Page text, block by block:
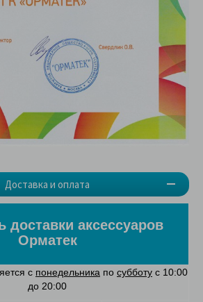
Доставка и оплата
доставки аксессуаров
Орматек
с понедельника по субботу с 10:00
до 20:00